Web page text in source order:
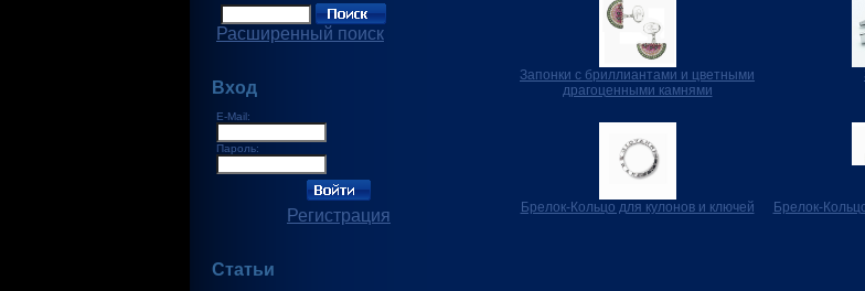
Расширенный поиск
Вход
E-Mail:
Пароль:
Регистрация
Статьи
Запонки с бриллиантами и цветными
драгоценными камнями
Брелок-Кольцо для кулонов и ключей Брелок-